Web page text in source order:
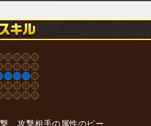
、攻撃相手の属性のピー